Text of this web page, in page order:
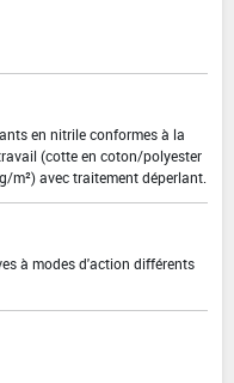
en nitrile conformes à la
(cotte en coton/polyester
m²) avec traitement déperlant.
à modes d'action différents